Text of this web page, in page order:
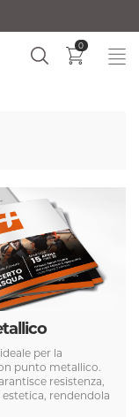
0
per la
punto metallico.
resistenza,
rendendola